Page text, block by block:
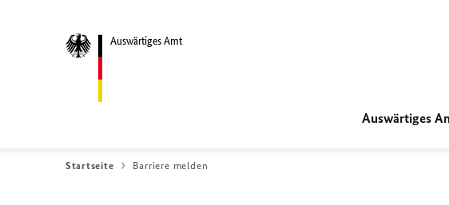
Auswärtiges Amt
Auswärtiges
Startseite Barriere melden